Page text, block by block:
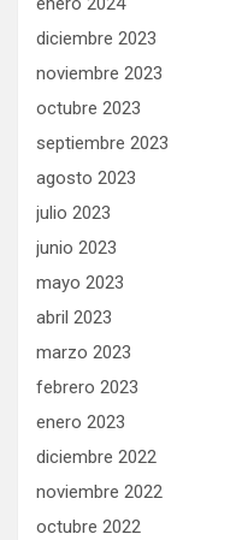
diciembre 2023
noviembre 2023
octubre 2023
septiembre 2023
agosto 2023
julio 2023
junio 2023
mayo 2023
abril 2023
marzo 2023
febrero 2023
enero 2023
diciembre 2022
noviembre 2022
octubre 2022